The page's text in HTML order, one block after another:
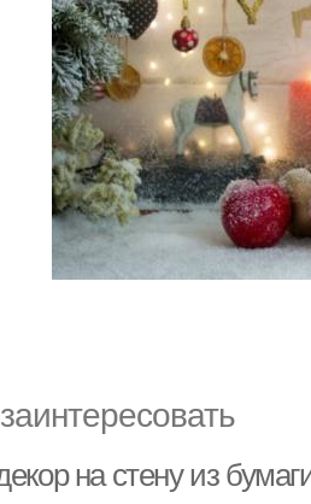
на стену из